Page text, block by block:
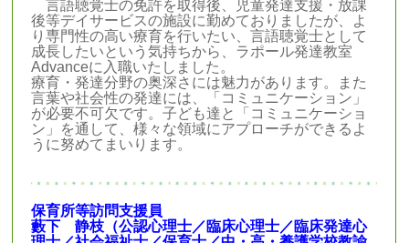
言語聴覚士の免許を取得後、児童発達支援・放課
後等デイサービスの施設に勤めておりましたが、よ
り専門性の高い療育を行いたい、言語聴覚士として
成長したいという気持ちから、ラポール発達教室
Advanceに入職いたしました。
療育・発達分野の奥深さには魅力があります。また
言葉や社会性の発達には、「コミュニケーション」
が必要不可欠です。子ども達と「コミュニケーショ
ン」を通して、様々な領域にアプローチができるよ
うに努めてまいります。
保育所等訪問支援員
藪下 静枝（公認心理士／臨床心理士／臨床発達心